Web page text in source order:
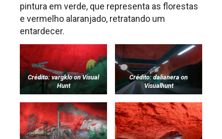
pintura em verde, que representa as florestas
e vermelho alaranjado, retratando um
entardecer.
Crédito: vargklo on Visual
Hunt
Crédito: dalianera on
Visualhunt